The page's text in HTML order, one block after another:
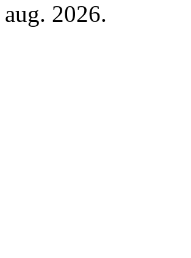
aug. 2026.